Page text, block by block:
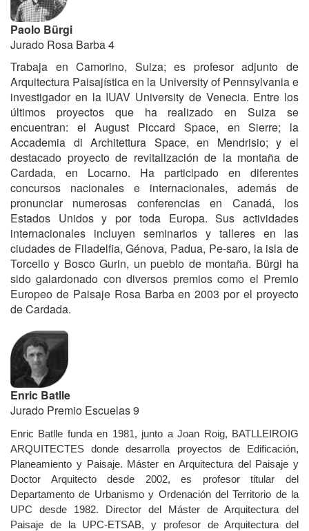
Paolo Bürgi
Jurado Rosa Barba 4
Trabaja en Camorino, Suiza; es profesor adjunto de
Arquitectura Paisajística en la University of Pennsylvania e
investigador en la IUAV University de Venecia. Entre los
últimos proyectos que ha realizado en Suiza se
encuentran: el August Piccard Space, en Sierre; la
Accademia di Architettura Space, en Mendrisio; y el
destacado proyecto de revitalización de la montaña de
Cardada, en Locarno. Ha participado en diferentes
concursos nacionales e internacionales, además de
pronunciar numerosas conferencias en Canadá, los
Estados Unidos y por toda Europa. Sus actividades
internacionales incluyen seminarios y talleres en las
ciudades de Filadelfia, Génova, Padua, Pe-saro, la isla de
Torcello y Bosco Gurin, un pueblo de montaña. Bürgi ha
sido galardonado con diversos premios como el Premio
Europeo de Paisaje Rosa Barba en 2003 por el proyecto
de Cardada.
Enric Batlle
Jurado Premio Escuelas 9
Enric Batlle funda en 1981, junto a Joan Roig, BATLLEIROIG
ARQUITECTES donde desarrolla proyectos de Edificación,
Planeamiento y Paisaje. Máster en Arquitectura del Paisaje y
Doctor Arquitecto desde 2002, es profesor titular del
Departamento de Urbanismo y Ordenación del Territorio de la
UPC desde 1982. Director del Máster de Arquitectura del
Paisaje de la UPC-ETSAB, y profesor de Arquitectura del